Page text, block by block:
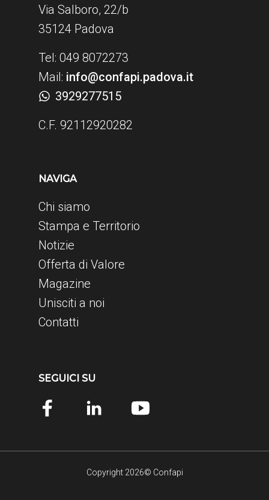
Via Salboro, 22/b
35124 Padova
Tel: 049 8072273
Mail: info@confapi.padova.it
3929277515
C.F. 92112920282
NAVIGA
Chi siamo
Stampa e Territorio
Notizie
Offerta di Valore
Magazine
Unisciti a noi
Contatti
SEGUICI SU
Copyright 2026© Confapi